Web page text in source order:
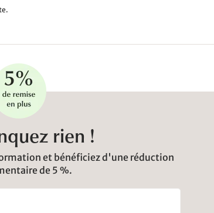
rien !
et bénéficiez d'une réduction
de 5 %.